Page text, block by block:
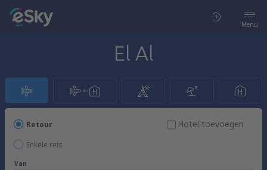
Menu
El Al
Retour
Enkele reis
Hotel toevoegen
Van